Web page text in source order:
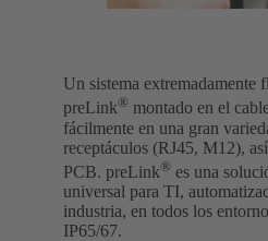
Un sistema extremadamente
preLink® montado en el
fácilmente en una gran
receptáculos (RJ45, M12),
PCB. preLink® es una
universal para TI,
industria, en todos los
IP65/67.